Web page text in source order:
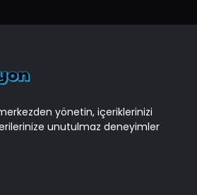
yönetin, içeriklerinizi
unutulmaz deneyimler